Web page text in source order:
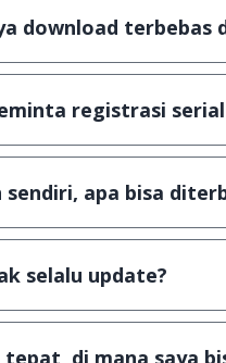
download terbebas
3 jenis Antivirus
registrasi
aplikasi &
apa bisa
dengan
selalu update?
di JalanTikus,
di mana saya